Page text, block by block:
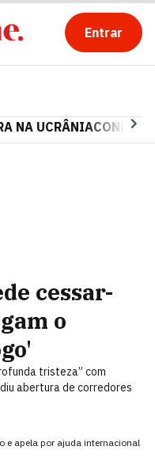
Entrar
NA UCRÂNIA
cessar-
o
tristeza” com
abertura de corredores
e apela por ajuda internacional